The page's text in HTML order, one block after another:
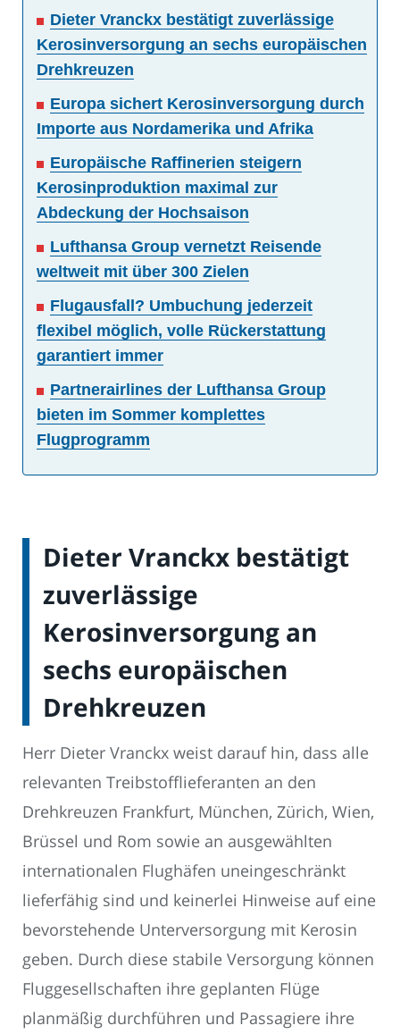
Dieter Vranckx bestätigt zuverlässige
Kerosinversorgung an sechs europäischen
Drehkreuzen
Europa sichert Kerosinversorgung durch
Importe aus Nordamerika und Afrika
Europäische Raffinerien steigern
Kerosinproduktion maximal zur
Abdeckung der Hochsaison
Lufthansa Group vernetzt Reisende
weltweit mit über 300 Zielen
Flugausfall? Umbuchung jederzeit
flexibel möglich, volle Rückerstattung
garantiert immer
Partnerairlines der Lufthansa Group
bieten im Sommer komplettes
Flugprogramm
Dieter Vranckx bestätigt
zuverlässige
Kerosinversorgung an
sechs europäischen
Drehkreuzen
Herr Dieter Vranckx weist darauf hin, dass alle
relevanten Treibstofflieferanten an den
Drehkreuzen Frankfurt, München, Zürich, Wien,
Brüssel und Rom sowie an ausgewählten
internationalen Flughäfen uneingeschränkt
lieferfähig sind und keinerlei Hinweise auf eine
bevorstehende Unterversorgung mit Kerosin
geben. Durch diese stabile Versorgung können
Fluggesellschaften ihre geplanten Flüge
planmäßig durchführen und Passagiere ihre